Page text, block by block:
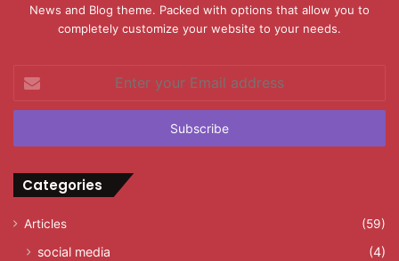
News and Blog theme. Packed with options that allow you to
completely customize your website to your needs.
Enter
your
Email
Categories
Articles (59)
social media (4)